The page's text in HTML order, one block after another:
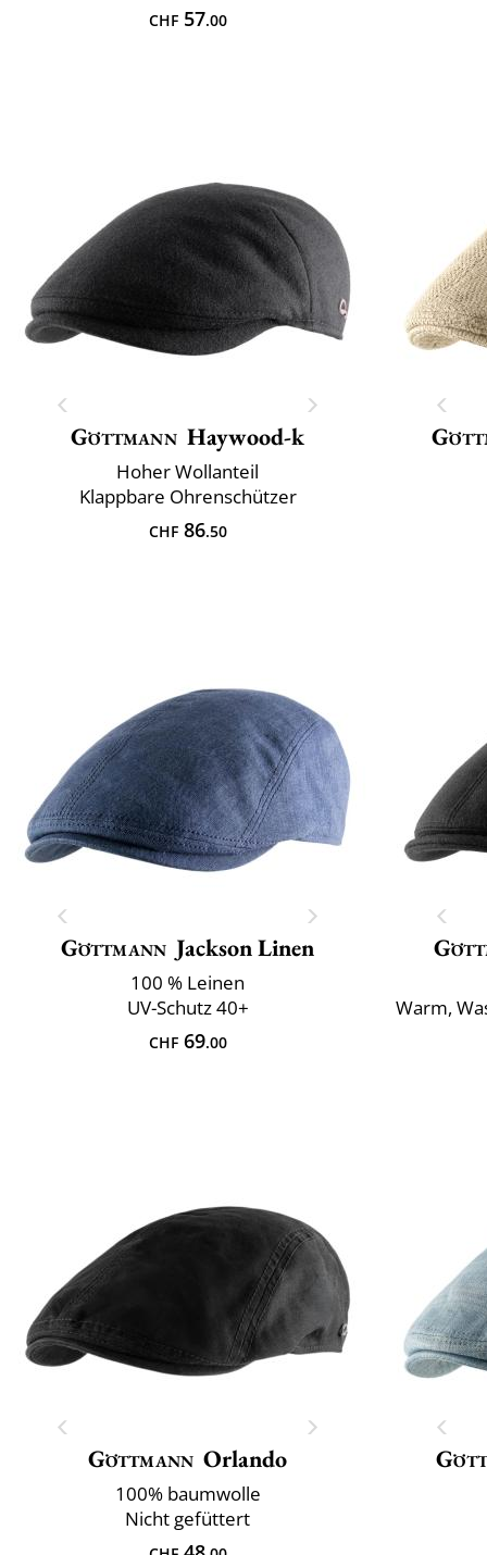
CHF57.00
Göttmann Haywood-k
Hoher Wollanteil
Klappbare Ohrenschützer
CHF86.50
Göttmann Jackson Linen
100 % Leinen
UV-Schutz 40+
CHF69.00
Warm,
Göttmann Orlando
100% baumwolle
Nicht gefüttert